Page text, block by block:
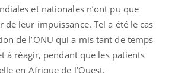
et nationales n’ont pu que
de leur impuissance. Tel a été le cas
de l’ONU qui a mis tant de temps
à réagir, pendant que les patients
en Afrique de l’Ouest.